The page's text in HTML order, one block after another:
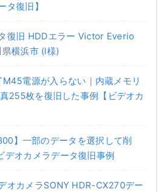
タ復旧】
復旧 HDDエラー Victor Everio
横浜市 (I様)
電源が入らない｜内蔵メモリ
255枚を復旧した事例【ビデオカ
】一部のデータを選択して削
デオカメラデータ復旧事例
オカメラSONY HDR-CX270デー